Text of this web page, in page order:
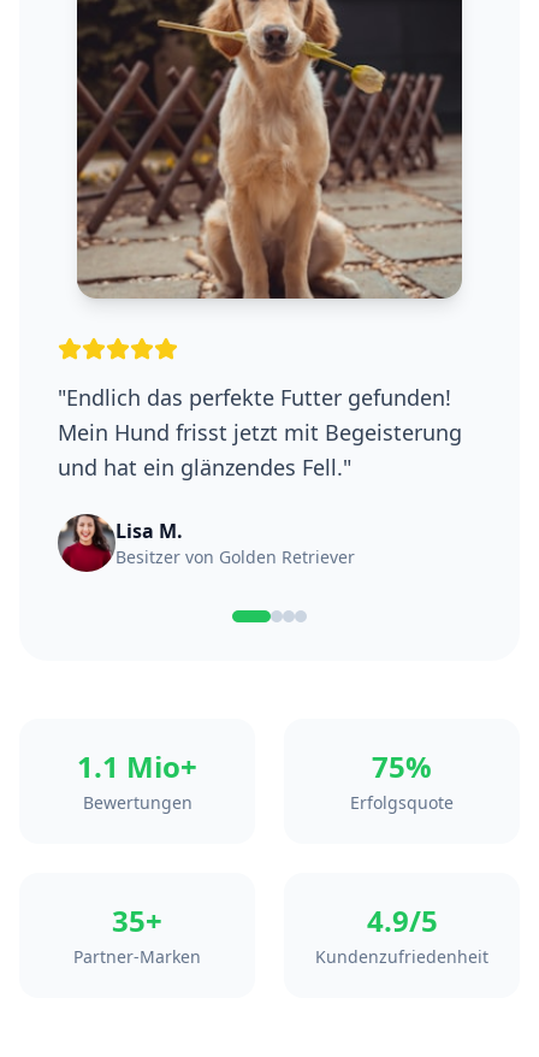
"Die Futterberatung war super hilfreich.
Meine Katze verträgt das neue Futter viel
besser!"
Thomas K.
Besitzer von Britisch Kurzhaar
1.1 Mio+
Bewertungen
75%
Erfolgsquote
35+
Partner-Marken
4.9/5
Kundenzufriedenheit